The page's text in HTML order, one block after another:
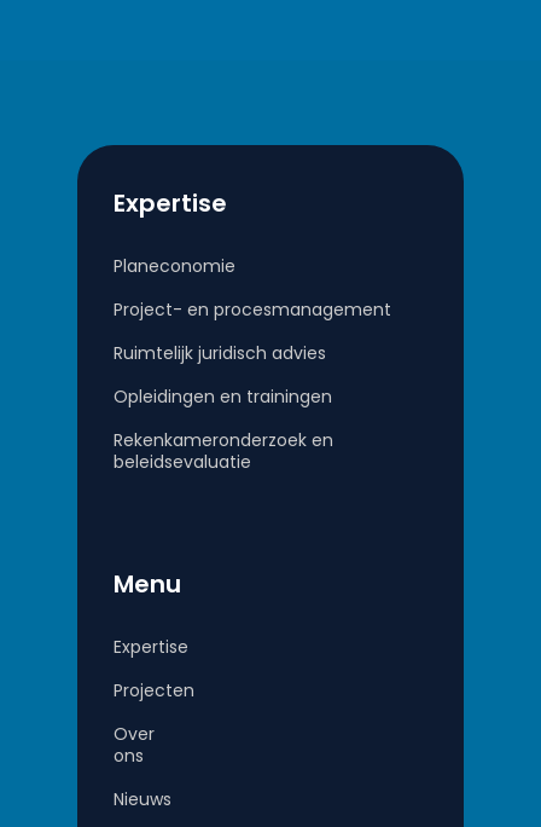
Expertise
Planeconomie
Project- en procesmanagement
Ruimtelijk juridisch advies
Opleidingen en trainingen
Rekenkameronderzoek en
beleidsevaluatie
Menu
Expertise
Projecten
Over
ons
Nieuws